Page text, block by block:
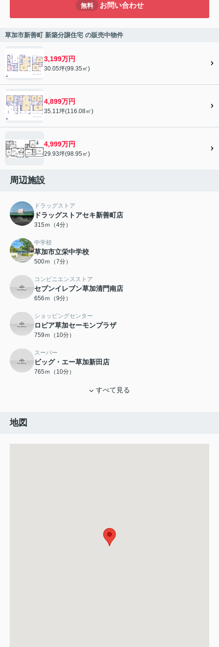
無料 お問い合わせ
草加市新善町 新築分譲住宅 の販売中物件
3,199万円
30.05坪(99.35㎡)
4,899万円
35.11坪(116.08㎡)
4,999万円
29.93坪(98.95㎡)
周辺施設
ドラッグストア
ドラッグストアセキ新善町店
315ｍ（4分）
中学校
草加市立栄中学校
500ｍ（7分）
コンビニエンスストア
セブンイレブン草加清門南店
656ｍ（9分）
ショッピングセンター
ロピア草加セーモンプラザ
759ｍ（10分）
スーパー
ビッグ・エー草加新田店
765ｍ（10分）
すべて見る
地図